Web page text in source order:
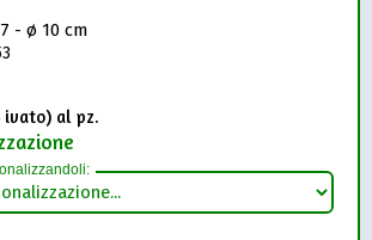
- ø 10 cm
ivato) al pz.